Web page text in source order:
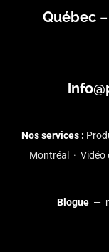
Québec–
Nos services :
Montréal
· Vidéo
Blogue —